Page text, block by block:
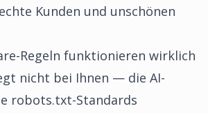
Kunden und unschönen
Regeln funktionieren wirklich
nicht bei Ihnen — die AI-
robots.txt-Standards